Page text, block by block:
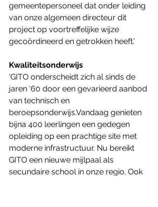
gemeentepersoneel dat onder leiding
van onze algemeen directeur dit
project op voortreffelijke wijze
gecoördineerd en getrokken heeft.'
Kwaliteitsonderwijs
'GITO onderscheidt zich al sinds de
jaren ‘60 door een gevarieerd aanbod
van technisch en
beroepsonderwijs.Vandaag genieten
bijna 400 leerlingen een gedegen
opleiding op een prachtige site met
moderne infrastructuur. Nu bereikt
GITO een nieuwe mijlpaal als
secundaire school in onze regio. Ook